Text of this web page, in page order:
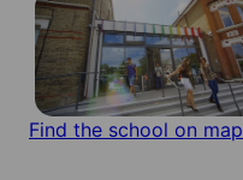
Find the school on map